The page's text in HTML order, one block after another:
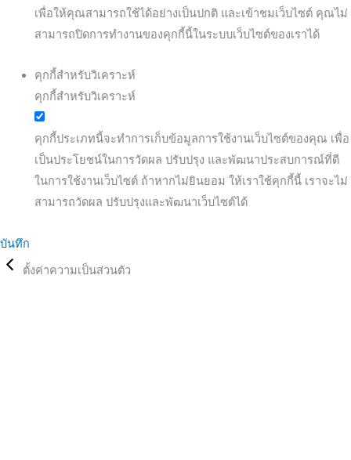
เพื่อให้คุณสามารถใช้ได้อย่างเป็นปกติ และเข้าชมเว็บไซต์ คุณไม่
สามารถปิดการทำงานของคุกกี้นี้ในระบบเว็บไซต์ของเราได้
คุกกี้สำหรับวิเคราะห์
คุกกี้สำหรับวิเคราะห์
คุกกี้ประเภทนี้จะทำการเก็บข้อมูลการใช้งานเว็บไซต์ของคุณ เพื่อ
เป็นประโยชน์ในการวัดผล ปรับปรุง และพัฒนาประสบการณ์ที่ดี
ในการใช้งานเว็บไซต์ ถ้าหากไม่ยินยอม ให้เราใช้คุกกี้นี้ เราจะไม่
สามารถวัดผล ปรับปรุงและพัฒนาเว็บไซต์ได้
บันทึก
ตั้งค่าความเป็นส่วนตัว